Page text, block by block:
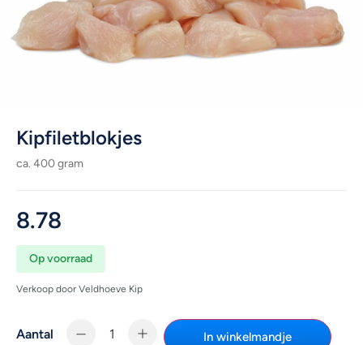
Kipfiletblokjes
ca. 400 gram
8.78
Op voorraad
Verkoop door Veldhoeve Kip
Aantal In winkelmandje